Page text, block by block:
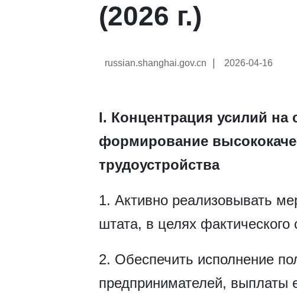
(2026 г.)
russian.shanghai.gov.cn 2026-04-16
I. Концентрация усилий на
формирование
трудоустройства
1. Активно реализовывать
штата, в целях
2. Обеспечить исполнение
предпринимателей, выплаты